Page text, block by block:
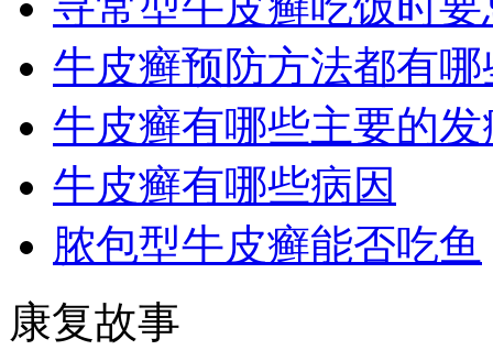
牛皮癣预防方法都有哪
牛皮癣有哪些主要的
牛皮癣有哪些病因
脓包型牛皮癣能否吃鱼
康复故事